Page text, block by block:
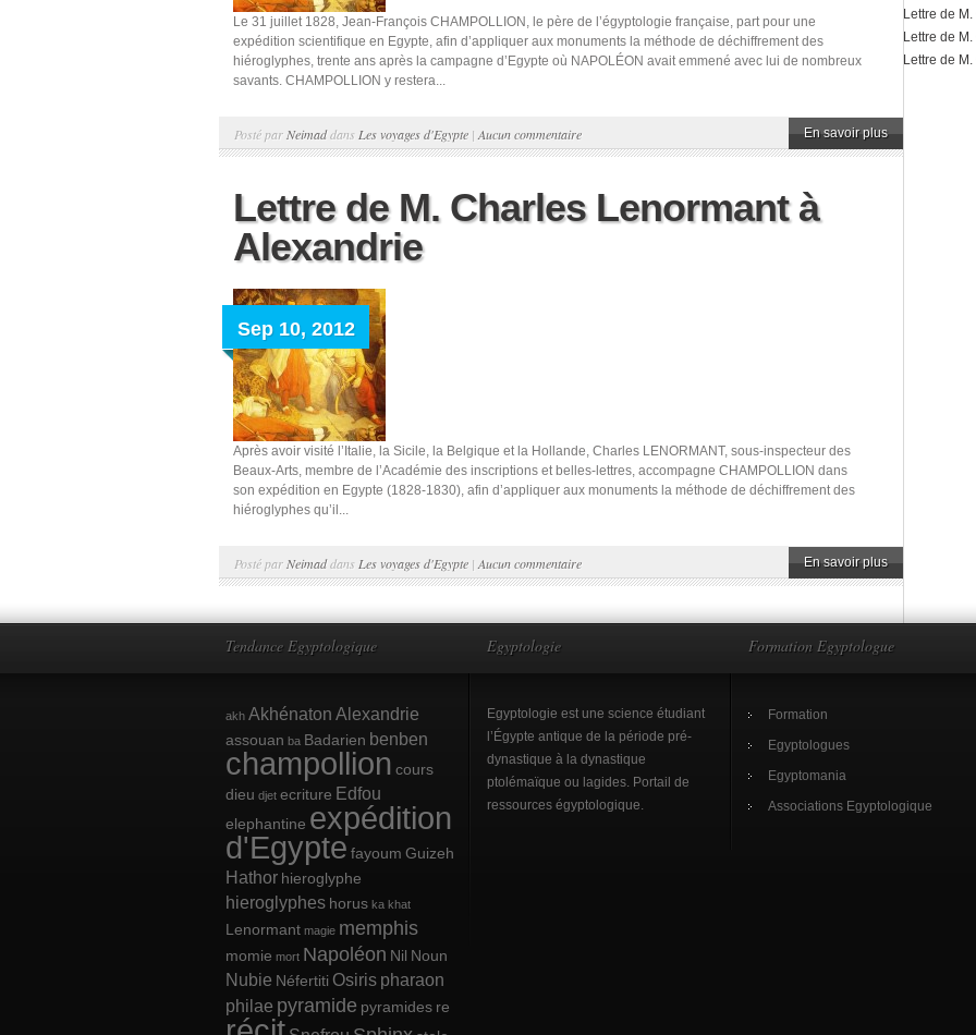
Le 31 juillet 1828, Jean-François CHAMPOLLION, le père de l’égyptologie française, part pour une
expédition scientifique en Egypte, afin d’appliquer aux monuments la méthode de déchiffrement des
hiéroglyphes, trente ans après la campagne d’Egypte où NAPOLÉON avait emmené avec lui de nombreux
savants. CHAMPOLLION y restera...
Posté parNeimaddans Les voyages d'Egypte | Aucun commentaire En savoir plus
Lettre de M. Charles Lenormant à
Alexandrie
Sep 10, 2012
Après avoir visité l’Italie, la Sicile, la Belgique et la Hollande, Charles LENORMANT, sous-inspecteur des
Beaux-Arts, membre de l’Académie des inscriptions et belles-lettres, accompagne CHAMPOLLION dans
son expédition en Egypte (1828-1830), afin d’appliquer aux monuments la méthode de déchiffrement des
hiéroglyphes qu’il...
Posté parNeimaddans Les voyages d'Egypte | Aucun commentaire En savoir plus
Lettre de
Lettre de
Lettre de
Tendance Egyptologique
akh Akhénaton Alexandrie
assouan ba Badarien benben
champollion cours
dieu djet ecriture Edfou
elephantine expédition
d'Egyptefayoum Guizeh
Hathor hieroglyphe
hieroglyphes horus ka khat
Lenormant magie memphis
momie mort Napoléon Nil Noun
Nubie Néfertiti Osiris pharaon
philae pyramide pyramides re
Egyptologie
Egyptologie est une science étudiant
l’Égypte antique de la période pré-
dynastique à la dynastique
ptolémaïque ou lagides. Portail de
ressources égyptologique.
Formation Egyptologue
Formation
Egyptologues
Egyptomania
Associations Egyptologique